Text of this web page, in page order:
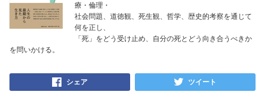
療・倫理・
社会問題、道徳観、死生観、哲学、歴史的考察を通じて
何を正し、
「死」をどう受け止め、自分の死とどう向き合うべきか
を問いかける。
シェア ツイート